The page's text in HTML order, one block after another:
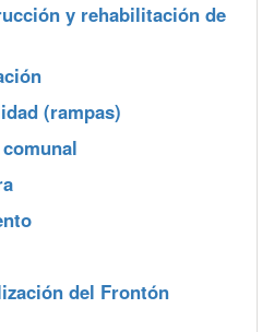
y rehabilitación de
(rampas)
del Frontón